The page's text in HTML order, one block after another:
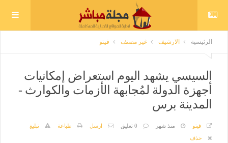
الرئيسية الارشيف غير مصنف فيتو
السيسي يشهد اليوم استعراض إمكانيات
أجهزة الدولة لمُجابهة الأزمات والكوارث -
المدينة برس
فيتو منذ شهر 0 تعليق ارسل طباعة
تبليغ
حذف